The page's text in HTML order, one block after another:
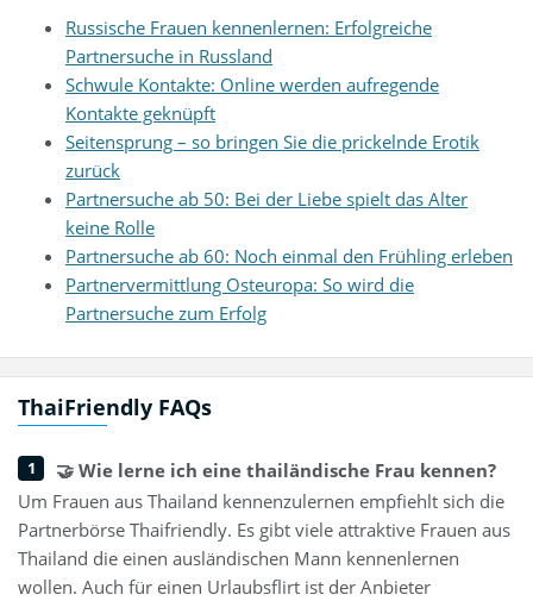
Russische Frauen kennenlernen: Erfolgreiche
Partnersuche in Russland
Schwule Kontakte: Online werden aufregende
Kontakte geknüpft
Seitensprung – so bringen Sie die prickelnde Erotik
zurück
Partnersuche ab 50: Bei der Liebe spielt das Alter
keine Rolle
Partnersuche ab 60: Noch einmal den Frühling erleben
Partnervermittlung Osteuropa: So wird die
Partnersuche zum Erfolg
ThaiFriendly FAQs
🤝 Wie lerne ich eine thailändische Frau kennen?
Um Frauen aus Thailand kennenzulernen empfiehlt sich die
Partnerbörse Thaifriendly. Es gibt viele attraktive Frauen aus
Thailand die einen ausländischen Mann kennenlernen
wollen. Auch für einen Urlaubsflirt ist der Anbieter